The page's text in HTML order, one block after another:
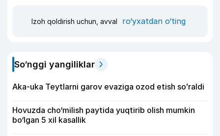
Izoh qoldirish uchun, avval ro‘yxatdan o‘ting
So‘nggi yangiliklar
Aka-uka Teytlarni garov evaziga ozod etish soʻraldi
Hovuzda cho‘milish paytida yuqtirib olish mumkin
bo‘lgan 5 xil kasallik